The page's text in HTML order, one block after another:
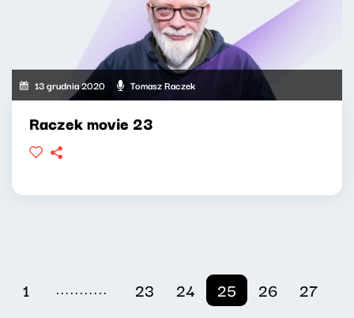
13 grudnia 2020 Tomasz Raczek
Raczek movie 23
1 ........... 23 24 25 26 27